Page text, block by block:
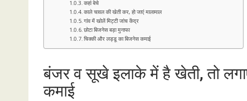
कहां बेचे
काले चावल की खेती कर, हो जाएं मालामाल
गांव में खोलें मिट्टी जांच केंद्र
छोटा बिजनेस बड़ा मुनाफा
चिक्की और लड्डू का बिजनेस कमाई
बंजर व सूखे इलाके में है खेती, तो
कमाई